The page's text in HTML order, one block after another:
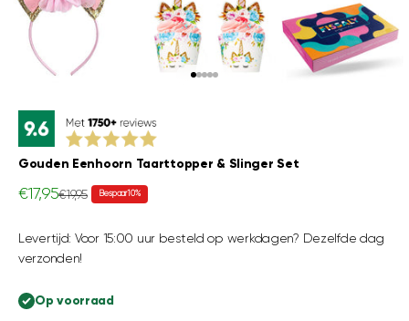
Gouden Eenhoorn Taarttopper & Slinger Set
Aanbiedingsprijs
€17,95Normale prijs
€19,95 Bespaar 10%
Levertijd: Voor 15:00 uur besteld op werkdagen? Dezelfde dag
verzonden!
Op voorraad